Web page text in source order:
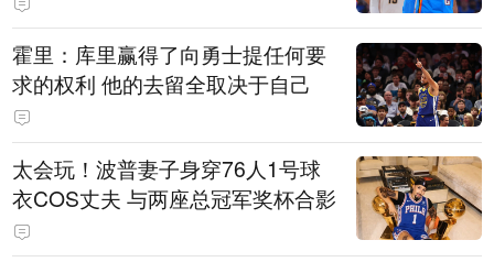
霍里：库里赢得了向勇士提任何要
求的权利 他的去留全取决于自己
太会玩！波普妻子身穿76人1号球
衣COS丈夫 与两座总冠军奖杯合影